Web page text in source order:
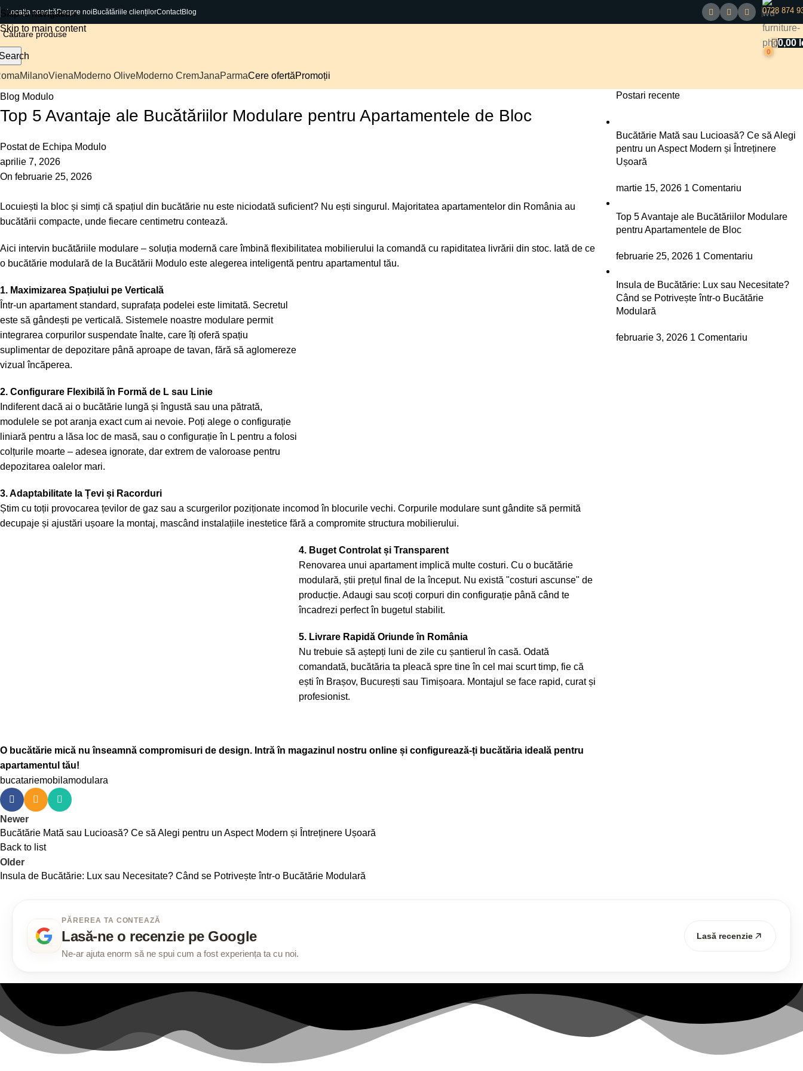
Skip to navigation
Skip to main content
Locația noastrăDespre noi Bucătăriile cliențilorContactBlog 0728 874
0
0,00
MilanoVienaModerno OliveModerno CremJanaParmaCere ofertăPromoții
Blog Modulo
Top 5 Avantaje ale Bucătăriilor Modulare pentru Apartamentele de Bloc
Postat de Echipa Modulo
aprilie 7, 2026
On februarie 25, 2026
Locuiești la bloc și simți că spațiul din bucătărie nu este niciodată suficient? Nu ești singurul. Majoritatea apartamentelor din România au
bucătării compacte, unde fiecare centimetru contează.
Aici intervin bucătăriile modulare – soluția modernă care îmbină flexibilitatea mobilierului la comandă cu rapiditatea livrării din stoc. Iată de ce
o bucătărie modulară de la Bucătării Modulo este alegerea inteligentă pentru apartamentul tău.
1. Maximizarea Spațiului pe Verticală
Într-un apartament standard, suprafața podelei este limitată. Secretul
este să gândești pe verticală. Sistemele noastre modulare permit
integrarea corpurilor suspendate înalte, care îți oferă spațiu
suplimentar de depozitare până aproape de tavan, fără să aglomereze
vizual încăperea.
2. Configurare Flexibilă în Formă de L sau Linie
Indiferent dacă ai o bucătărie lungă și îngustă sau una pătrată,
modulele se pot aranja exact cum ai nevoie. Poți alege o configurație
liniară pentru a lăsa loc de masă, sau o configurație în L pentru a folosi
colțurile moarte – adesea ignorate, dar extrem de valoroase pentru
depozitarea oalelor mari.
3. Adaptabilitate la Țevi și Racorduri
Știm cu toții provocarea țevilor de gaz sau a scurgerilor poziționate incomod în blocurile vechi. Corpurile modulare sunt gândite să permită
decupaje și ajustări ușoare la montaj, mascând instalațiile inestetice fără a compromite structura mobilierului.
4. Buget Controlat și Transparent
Renovarea unui apartament implică multe costuri. Cu o bucătărie
modulară, știi prețul final de la început. Nu există "costuri ascunse" de
producție. Adaugi sau scoți corpuri din configurație până când te
încadrezi perfect în bugetul stabilit.
5. Livrare Rapidă Oriunde în România
Nu trebuie să aștepți luni de zile cu șantierul în casă. Odată
comandată, bucătăria ta pleacă spre tine în cel mai scurt timp, fie că
ești în Brașov, București sau Timișoara. Montajul se face rapid, curat și
profesionist.
O bucătărie mică nu înseamnă compromisuri de design. Intră în magazinul nostru online și configurează-ți bucătăria ideală pentru
apartamentul tău!
bucatariemobilamodulara
Newer
Bucătărie Mată sau Lucioasă? Ce să Alegi pentru un Aspect Modern și Întreținere Ușoară
Back to list
Older
Insula de Bucătărie: Lux sau Necesitate? Când se Potrivește într-o Bucătărie Modulară
Postari recente
Bucătărie Mată sau Lucioasă? Ce să Alegi
pentru un Aspect Modern și Întreținere
Ușoară
martie 15, 2026 1 Comentariu
Top 5 Avantaje ale Bucătăriilor Modulare
pentru Apartamentele de Bloc
februarie 25, 2026 1 Comentariu
Insula de Bucătărie: Lux sau Necesitate?
Când se Potrivește într-o Bucătărie
Modulară
februarie 3, 2026 1 Comentariu
PĂREREA TA CONTEAZĂ
Lasă-ne o recenzie pe Google
Ne-ar ajuta enorm să ne spui cum a fost experiența ta cu noi.
Lasă recenzie